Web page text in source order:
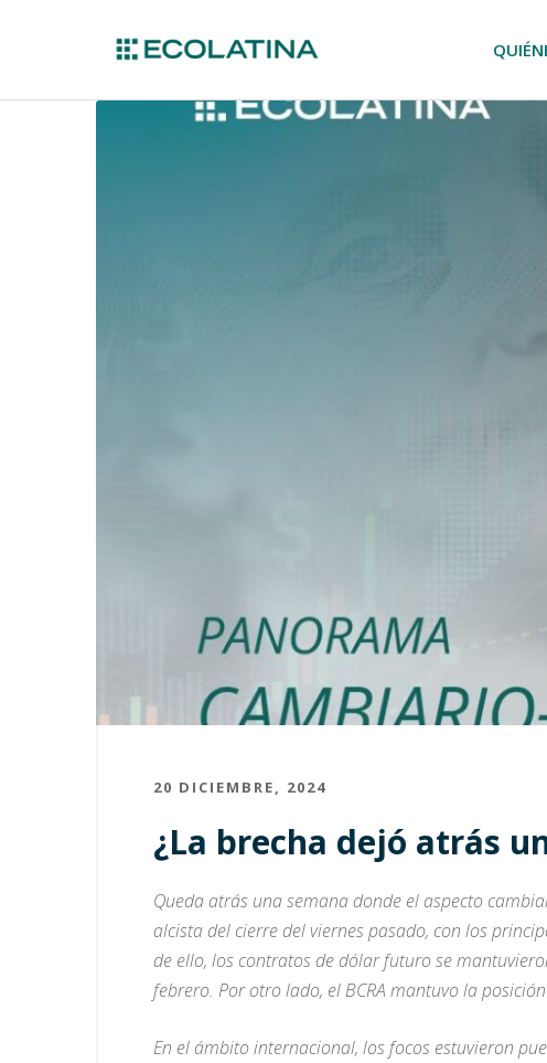
20 DICIEMBRE, 2024
¿La brecha dejó atrás
Queda atrás una semana donde el aspecto
alcista del cierre del viernes pasado, con los
de ello, los contratos de dólar futuro se
febrero. Por otro lado, el BCRA mantuvo la
En el ámbito internacional, los focos estuvieron